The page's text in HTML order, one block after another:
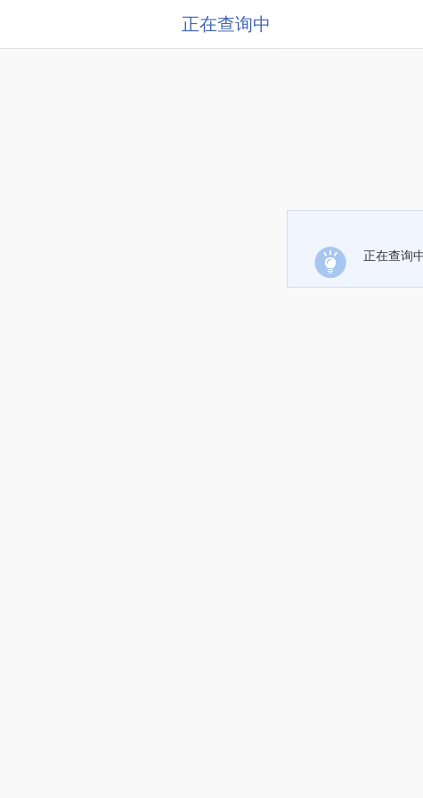
正在查询中
正在查询